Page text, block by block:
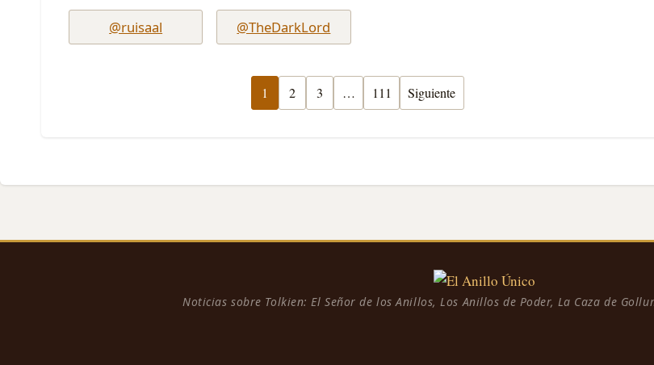
@ruisaal @TheDarkLord
1 2 3 … 111 Siguiente
Noticias sobre Tolkien: El Señor de los Anillos, Los Anillos de Poder, La Caza de